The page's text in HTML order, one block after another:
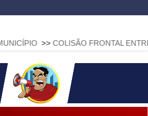
COLISÃO FRONTAL ENTRE DUAS FIAT